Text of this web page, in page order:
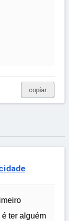
copiar
ter alguém